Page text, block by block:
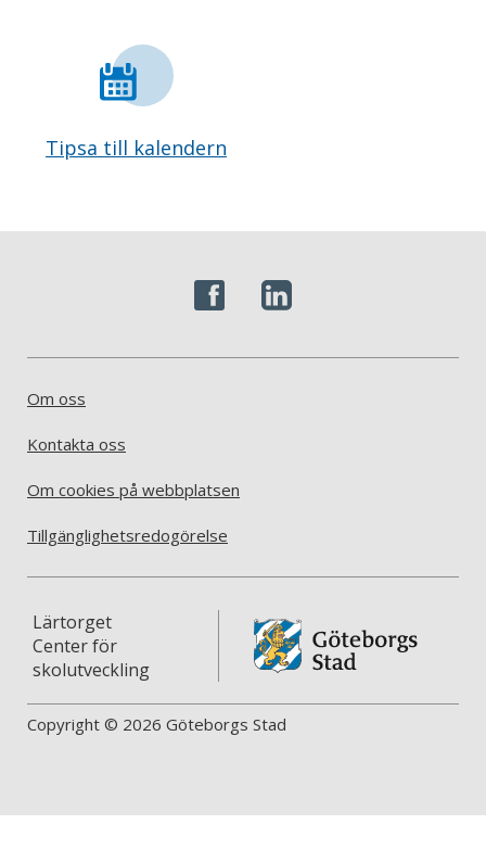
Tipsa till kalendern
Om oss
Kontakta oss
Om cookies på webbplatsen
Tillgänglighetsredogörelse
Lärtorget
Center för
skolutveckling
Copyright © 2026 Göteborgs Stad